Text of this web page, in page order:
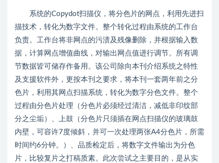
系统的Copydot扫描仪，将分色片的网点，利用先进扫
描技术，转化为数字文件。整个转化过程由系统的工作台
负责。工作台将非网点的污渍及残像删除，并根据输入数
据，计算网点增值曲线，对输出网点值进行调节。所有调
节数据皆可储存作备用。该公司除向本刊介绍系统之特性
及支援软件外，更按本刊之要求，将本刊一套两年前之分
色片，利用其网点扫描系统，转化为数字分色文件。整个
过程由分色片处理（分色片必须经过清洁，减低非印纹部
分之尘垢）、上鼓（分色片只须插在网点扫描仪的玻璃鼓
内壁，可容许7度倾斜，并可一次处理两张A4分色片，所需
时间约6分钟。）、品质检定后，将数字文件输出为分色
片，比较复片之打稿质素。此次尝试之主要目的，是从实